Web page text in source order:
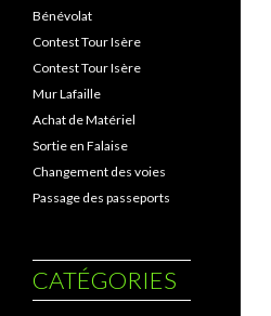
Bénévolat
Contest Tour Isère
Contest Tour Isère
Mur Lafaille
Achat de Matériel
Sortie en Falaise
Changement des voies
Passage des passeports
CATÉGORIES